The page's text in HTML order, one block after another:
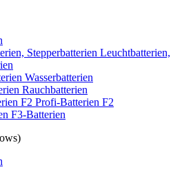
Leuchtbatterien,
Wasserbatterien
Rauchbatterien
Profi-Batterien F2
F3-Batterien